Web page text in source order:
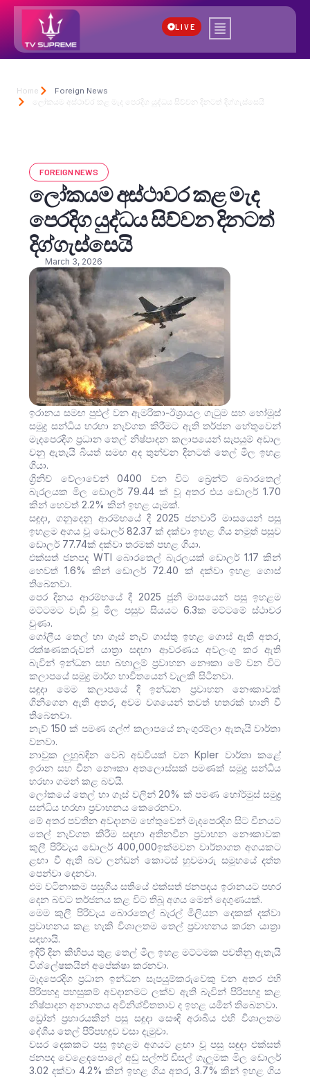
LIVE
Home
Foreign News
ලෝකයම අස්ථාවර කළ මැද පෙරදිග යුද්ධය සිව්වන දිනටත් දිග්ගැස්සෙයි
FOREIGN NEWS
ලෝකයම අස්ථාවර කළ මැද
පෙරදිග යුද්ධය සිව්වන දිනටත්
දිග්ගැස්සෙයි
March 3, 2026
ඉරානය සමඟ පුළුල් වන ඇමරිකා-ඊශ්‍රායල ගැටුම සහ හෝමූස්
සමුද්‍ර සන්ධිය හරහා නැව්ගත කිරීමට ඇති තර්ජන හේතුවෙන්
මැදපෙරදිග ප්‍රධාන තෙල් නිෂ්පාදන කලාපයෙන් සැපයුම් අඩාල
වනු ඇතැයි බියත් සමඟ අද තුන්වන දිනටත් තෙල් මිල ඉහළ
ගියා.
ග්‍රිනිච් වේලාවෙන් 0400 වන විට බ්‍රෙන්ට් බොරතෙල්
බැරලයක මිල ඩොලර් 79.44 ක් වූ අතර එය ඩොලර් 1.70
කින් හෙවත් 2.2% කින් ඉහළ යෑමක්.
සඳුදා, ගනුදෙනු ආරම්භයේ දී 2025 ජනවාරි මාසයෙන් පසු
ඉහළම අගය වූ ඩොලර් 82.37 ක් දක්වා ඉහළ ගිය නමුත් පසුව
ඩොලර් 77.74ක් දක්වා තරමක් පහළ ගියා.
එක්සත් ජනපද WTI බොරතෙල් බැරලයක් ඩොලර් 1.17 කින්
හෙවත් 1.6% කින් ඩොලර් 72.40 ක් දක්වා ඉහළ ගොස්
තිබෙනවා.
පෙර දිනය ආරම්භයේ දී 2025 ජුනි මාසයෙන් පසු ඉහළම
මට්ටමට වැඩි වූ මිල පසුව සියයට 6.3ක මට්ටමේ ස්ථාවර
වුණා.
ගෝලීය තෙල් හා ගෑස් නැව් ගාස්තු ඉහළ ගොස් ඇති අතර,
රක්ෂණකරුවන් යාත්‍රා සඳහා ආවරණය අවලංගු කර ඇති
බැවින් ඉන්ධන සහ බහාලුම් ප්‍රවාහන නෞකා මේ වන විට
කලාපයේ සමුද්‍ර මාර්ග භාවිතයෙන් වැලකී සිටිනවා.
සඳුදා මෙම කලාපයේ දී ඉන්ධන ප්‍රවාහන නෞකාවක්
ගිනිගෙන ඇති අතර, අවම වශයෙන් තවත් හතරක් හානි වී
තිබෙනවා.
නැව් 150 ක් පමණ ගල්ෆ් කලාපයේ නැංගුරම්ලා ඇතැයි වාර්තා
වනවා.
නාවුක ලුහුබඳින වෙබ් අඩවියක් වන Kpler වාර්තා කළේ
ඉරාන සහ චීන නෞකා අතලොස්සක් පමණක් සමුද්‍ර සන්ධිය
හරහා ගමන් කළ බවයි.
ලෝකයේ තෙල් හා ගෑස් වලින් 20% ක් පමණ හෝර්මුස් සමුද්‍ර
සන්ධිය හරහා ප්‍රවාහනය කෙරෙනවා.
මේ අතර පවතින අවදානම හේතුවෙන් මැදපෙරදිග සිට චීනයට
තෙල් නැව්ගත කිරීම සඳහා අතිනවීන ප්‍රවාහන නෞකාවක
කුලී පිරිවැය ඩොලර් 400,000ඉක්මවන වාර්තාගත අගයකට
ළඟා වී ඇති බව ලන්ඩන් කොටස් හුවමාරු සමූහයේ දත්ත
පෙන්වා දෙනවා.
එම වටිනාකම පසුගිය සතියේ එක්සත් ජනපදය ඉරානයට පහර
දෙන බවට තර්ජනය කළ විට තිබූ අගය මෙන් දෙගුණයක්.
මෙම කුලී පිරිවැය බොරතෙල් බැරල් මිලියන දෙකක් දක්වා
ප්‍රවාහනය කළ හැකි විශාලතම තෙල් ප්‍රවාහනය කරන යාත්‍රා
සඳහායි.
ඉදිරි දින කිහිපය තුළ තෙල් මිල ඉහළ මට්ටමක පවතිනු ඇතැයි
විශ්ලේෂකයින් අපේක්ෂා කරනවා.
මැදපෙරදිග ප්‍රධාන ඉන්ධන සැපයුම්කරුවෙකු වන අතර එහි
පිරිපහදු පහසුකම් අවදානමට ලක්ව ඇති බැවින් පිරිපහදු කළ
නිෂ්පාදන අනාගතය අවිනිශ්චිතතාව ද ඉහළ යමින් තිබෙනවා.
ඩ්‍රෝන් ප්‍රහාරයකින් පසු සඳුදා සෞදි අරාබිය එහි විශාලතම
දේශීය තෙල් පිරිපහදුව වසා දැමුවා.
වසර දෙකකට පසු ඉහළම අගයට ළඟා වූ පසු සඳුදා එක්සත්
ජනපද වෙළෙඳපොලේ අඩු සල්ෆර් ඩීසල් ගැලුමක මිල ඩොලර්
3.02 දක්වා 4.2% කින් ඉහළ ගිය අතර, 3.7% කින් ඉහළ ගිය